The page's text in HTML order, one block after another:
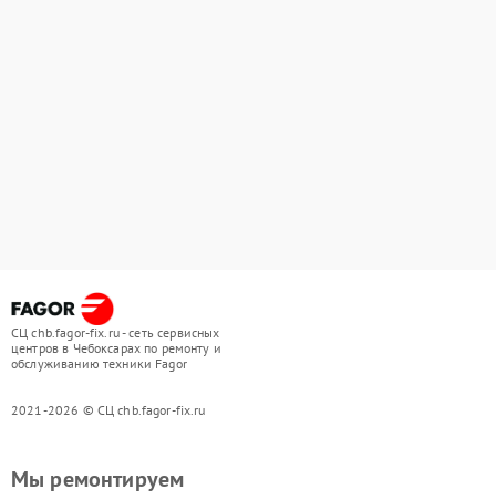
СЦ chb.fagor-fix.ru - сеть сервисных
центров в Чебоксарах по ремонту и
обслуживанию техники Fagor
2021-2026 © СЦ chb.fagor-fix.ru
Мы ремонтируем